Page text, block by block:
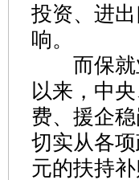
投资、进
响。
而保就业
以来，中
费、援企
切实从各
元的扶持